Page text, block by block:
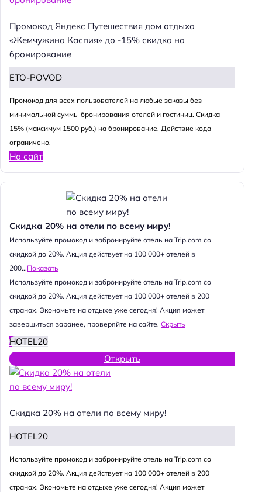
Промокод Яндекс Путешествия дом отдыха
«Жемчужина Каспия» до -15% скидка на
бронирование
ETO-POVOD
Промокод для всех пользователей на любые заказы без
минимальной суммы бронирования отелей и гостиниц. Скидка
15% (максимум 1500 руб.) на бронирование. Действие кода
ограничено.
На сайт
Скидка 20% на отели по всему миру!
Используйте промокод и забронируйте отель на Trip.com со
скидкой до 20%. Акция действует на 100 000+ отелей в
200...Показать
Используйте промокод и забронируйте отель на Trip.com со
скидкой до 20%. Акция действует на 100 000+ отелей в 200
странах. Экономьте на отдыхе уже сегодня! Акция может
завершиться заранее, проверяйте на сайте. Скрыть
HOTEL20
Открыть
Скидка 20% на отели по всему миру!
HOTEL20
Используйте промокод и забронируйте отель на Trip.com со
скидкой до 20%. Акция действует на 100 000+ отелей в 200
странах. Экономьте на отдыхе уже сегодня! Акция может